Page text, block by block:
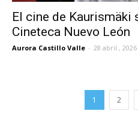
El cine de Kaurismäki
Cineteca Nuevo León
Aurora Castillo Valle - 28 abril ,
1 2